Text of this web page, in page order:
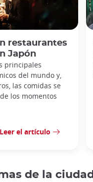
restaurantes
Japón
principales
del mundo y,
las comidas se
los momentos
Leer el artículo
de la ciudad